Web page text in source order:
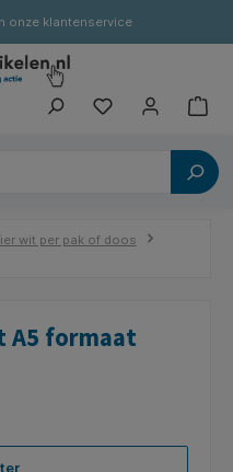
onze klantenservice
wit per pak of doos
A5 formaat